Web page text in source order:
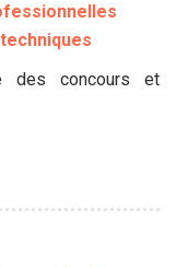
techniques
des concours et